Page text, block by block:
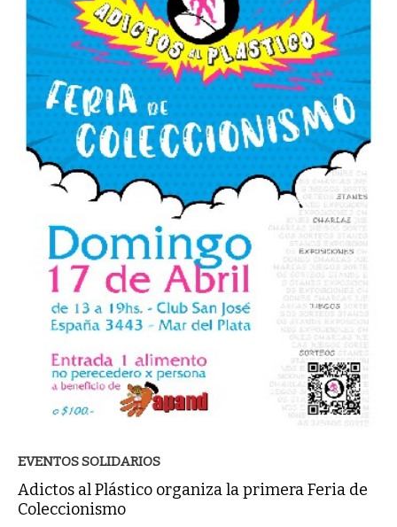
EVENTOS SOLIDARIOS
Adictos al Plástico organiza la primera Feria de
Coleccionismo